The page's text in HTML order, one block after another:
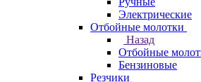
Электрические
Отбойные молотки
Назад
Отбойные
Бензиновые
Резчики